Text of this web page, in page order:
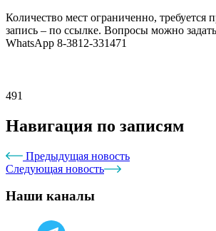
Количество мест ограниченно, требуется
запись – по ссылке. Вопросы можно задать
WhatsApp 8-3812-331471
491
Навигация по записям
Предыдущая новость
Следующая новость
Наши каналы